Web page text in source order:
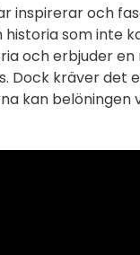
inspirerar och
historia som inte
och erbjuder
Dock kräver det
kan belöningen